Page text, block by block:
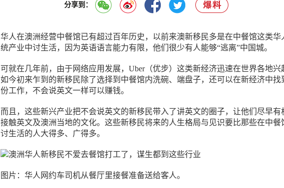
分享到：
华人在澳洲经营中餐馆已有超过百年历史，以前来澳新移民多是在中餐馆这类华
统产业中讨生活，因为英语语言能力有限，他们很少有人能够“逃离”中国城。
可就在几年前，由于网络应用发展，Uber（优步）这类新经济迅速在世界各地兴
如今初来乍到的新移民除了选择到中餐馆内洗碗、端盘子，还可以在新经济中找
份工作，不会说英文一样可以赚钱。
而且，这些新兴产业把不会说英文的新移民带入了讲英文的圈子，让他们尽早有
接触英文及澳洲当地的文化。这些新移民将来的人生格局与见识要比那些在中餐
讨生活的人大得多、广得多。
图片：华人网约车司机从餐厅里接餐准备送给客人。